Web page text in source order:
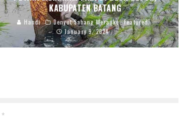
KABUPATEN BATANG
Handi Denyut Sabang Merauke
Featured
January 9, 2024
*